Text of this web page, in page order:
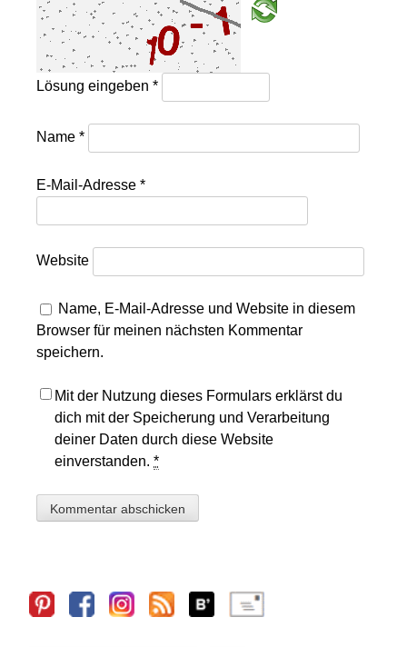
Lösung eingeben*
Name*
E-Mail-Adresse*
Website
Name, E-Mail-Adresse und Website in diesem
Browser für meinen nächsten Kommentar
speichern.
Mit der Nutzung dieses Formulars erklärst du
dich mit der Speicherung und Verarbeitung
deiner Daten durch diese Website
einverstanden.*
Sidebar